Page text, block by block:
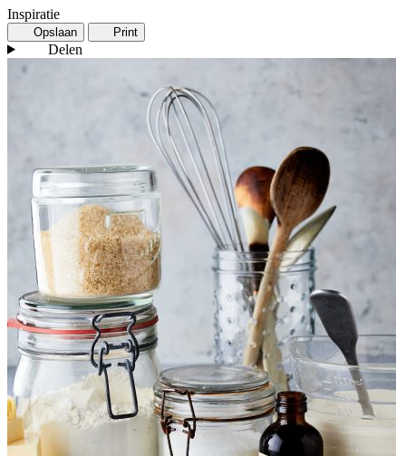
Inspiratie
Opslaan Print
Delen